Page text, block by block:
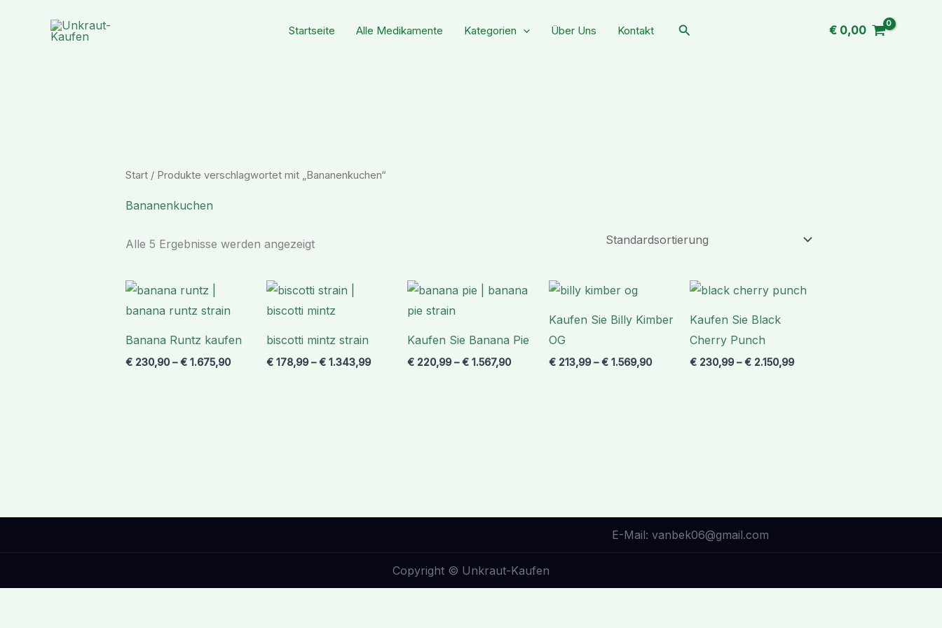
Startseite Alle Medikamente Kategorien Über Uns Kontakt Suchen €0,00
Start/ Produkte verschlagwortet mit „Bananenkuchen“
Bananenkuchen
Alle 5 Ergebnisse werden angezeigt
Banana Runtz kaufen
€230,90 –€1.675,90
Preisspanne:
bis
biscotti mintz strain
€ 178,99 –€ 1.343,99
Preisspanne:
Kaufen Sie Banana Pie
€ 220,99 –€ 1.567,90
Preisspanne:
€ 220,99
€ 1.567,90Kaufen Sie Billy Kimber
OG
€213,99 –€1.569,90
Preisspanne:
€ 1.569,90Kaufen Sie Black
Cherry Punch
€230,99 –€2.150,99
Preisspanne:
€ 230,99
E-Mail: vanbek06@gmail.com
Copyright © Unkraut-Kaufen